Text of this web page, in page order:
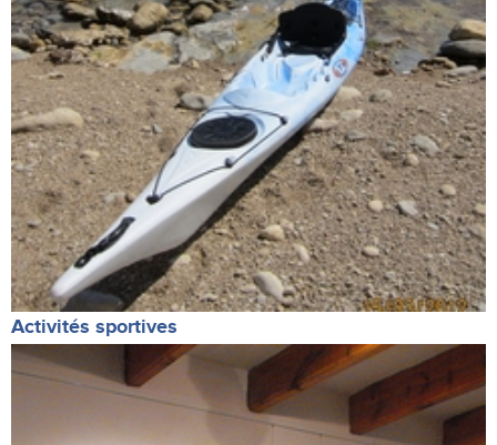
Activités sportives